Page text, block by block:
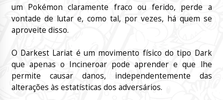
um Pokémon claramente fraco ou ferido, perde a
vontade de lutar e, como tal, por vezes, há quem se
aproveite disso.
O Darkest Lariat é um movimento físico do tipo Dark
que apenas o Incineroar pode aprender e que lhe
permite causar danos, independentemente das
alterações às estatísticas dos adversários.